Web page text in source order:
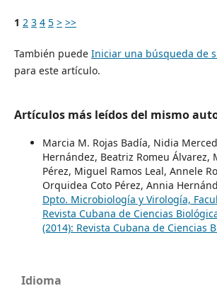
1 2 3 4 5 > >>
También puede Iniciar una búsqueda de
para este artículo.
Artículos más leídos del mismo
Marcia M. Rojas Badía, Nidia
Hernández, Beatriz Romeu Álvarez,
Pérez, Miguel Ramos Leal, Annele
Orquidea Coto Pérez, Annia
Dpto. Microbiología y Virología,
Revista Cubana de Ciencias
(2014): Revista Cubana de Ciencias
Idioma